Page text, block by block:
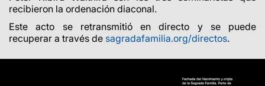
recibieron la ordenación diaconal.
Este acto se retransmitió en directo y se puede
recuperar a través de sagradafamilia.org/directos.